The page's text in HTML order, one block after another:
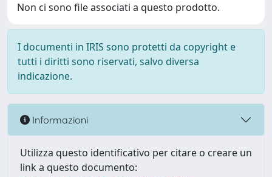
Non ci sono file associati a questo prodotto.
I documenti in IRIS sono protetti da copyright e
tutti i diritti sono riservati, salvo diversa
indicazione.
Informazioni
Utilizza questo identificativo per citare o creare un
link a questo documento: